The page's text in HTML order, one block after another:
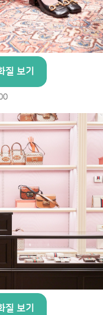
질 보기
질 보기